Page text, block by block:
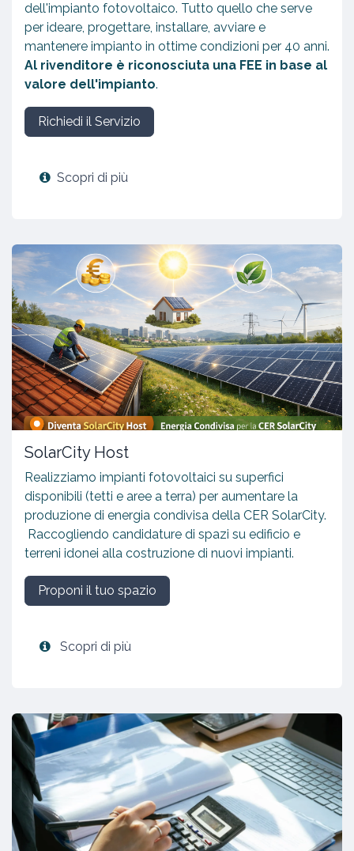
dell'impianto fotovoltaico. Tutto quello che serve
per ideare, progettare, installare, avviare e
mantenere impianto in ottime condizioni per 40 anni.
Al rivenditore è riconosciuta una FEE in base al
valore dell'impianto.
Richiedi il Servizio
Scopri di più
SolarCity Host
Realizziamo impianti fotovoltaici su superfici
disponibili (tetti e aree a terra) per aumentare la
produzione di energia condivisa della CER SolarCity.
Raccogliendo candidature di spazi su edificio e
terreni idonei alla costruzione di nuovi impianti.
Proponi il tuo spazio
Scopri di più